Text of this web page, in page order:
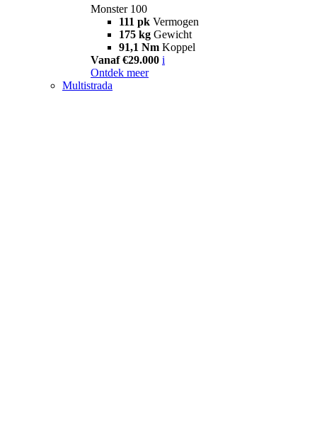
Monster 100
111 pk Vermogen
175 kg Gewicht
91,1 Nm Koppel
Vanaf €29.000 i
Ontdek meer
Multistrada